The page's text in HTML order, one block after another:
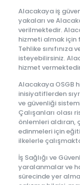
Alacakaya iş
yakaları ve
verilmektedir.
hizmeti almak için
Tehlike
isteyebilirsiniz.
hizmet
Alacakaya OSGB
inisiyatiflerden
ve güvenliği
Çalışanları olası
önlemleri aldıran,
edinmeleri için
ilkelerle
İş Sağlığı ve
yaralanmalar ve
sürecinde yer